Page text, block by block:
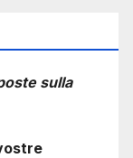
sulla